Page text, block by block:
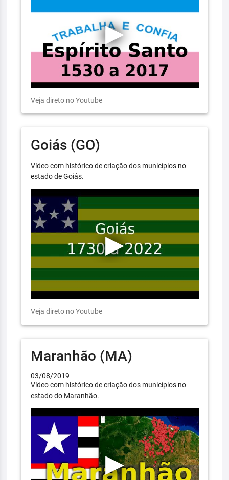
Veja direto no Youtube
Goiás (GO)
Vídeo com histórico de criação dos municípios no
estado de Goiás.
Veja direto no Youtube
Maranhão (MA)
03/08/2019
Vídeo com histórico de criação dos municípios no
estado do Maranhão.